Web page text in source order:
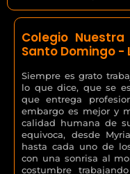
Colegio
Santo Domingo -
Siempre es grato
lo que dice, que se
que entrega
embargo es mejor y
calidad humana de
equivoca, desde
hasta cada uno de
con una sonrisa al
costumbre